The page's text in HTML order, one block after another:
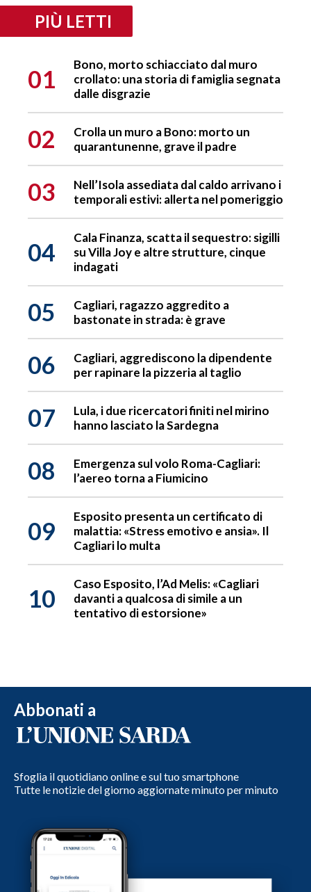
PIÙ LETTI
01
Bono, morto schiacciato dal muro
crollato: una storia di famiglia segnata
dalle disgrazie
02
Crolla un muro a Bono: morto un
quarantunenne, grave il padre
03
Nell’Isola assediata dal caldo arrivano i
temporali estivi: allerta nel pomeriggio
04
Cala Finanza, scatta il sequestro: sigilli
su Villa Joy e altre strutture, cinque
indagati
05
Cagliari, ragazzo aggredito a
bastonate in strada: è grave
06
Cagliari, aggrediscono la dipendente
per rapinare la pizzeria al taglio
07
Lula, i due ricercatori finiti nel mirino
hanno lasciato la Sardegna
08
Emergenza sul volo Roma-Cagliari:
l’aereo torna a Fiumicino
09
Esposito presenta un certificato di
malattia: «Stress emotivo e ansia». Il
Cagliari lo multa
10
Caso Esposito, l’Ad Melis: «Cagliari
davanti a qualcosa di simile a un
tentativo di estorsione»
Abbonati a
Sfoglia il quotidiano online e sul tuo smartphone
Tutte le notizie del giorno aggiornate minuto per minuto